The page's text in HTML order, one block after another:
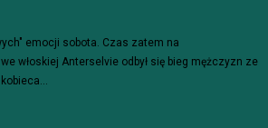
emocji sobota. Czas zatem na
włoskiej Anterselvie odbył się bieg mężczyzn ze